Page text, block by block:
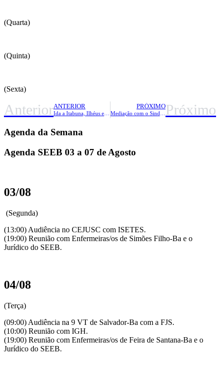
(Quarta)
(Quinta)
(Sexta)
AnteriorANTERIOR PRÓXIMOPróximo
Agenda da Semana
Agenda SEEB 03 a 07 de Agosto
03/08
(Segunda)
(13:00) Audiência no CEJUSC com ISETES.
(19:00) Reunião com Enfermeiras/os de Simões Filho-Ba e o
Jurídico do SEEB.
04/08
(Terça)
(09:00) Audiência na 9 VT de Salvador-Ba com a FJS.
(10:00) Reunião com IGH.
(19:00) Reunião com Enfermeiras/os de Feira de Santana-Ba e o
Jurídico do SEEB.